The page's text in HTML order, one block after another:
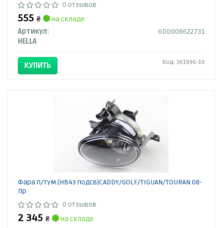
0 отзывов
555 ₴
на складе
Артикул:
6DD008622731
HELLA
КУПИТЬ Код: 361996-19
Фара п/тум.(HB4з подсв)CADDY/GOLF/TIGUAN/TOURAN 08-
Пр
0 отзывов
2 345 ₴
на складе